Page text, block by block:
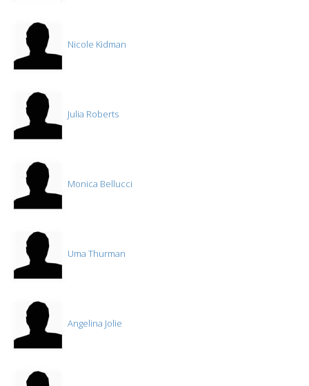
Nicole Kidman
Julia Roberts
Monica Bellucci
Uma Thurman
Angelina Jolie